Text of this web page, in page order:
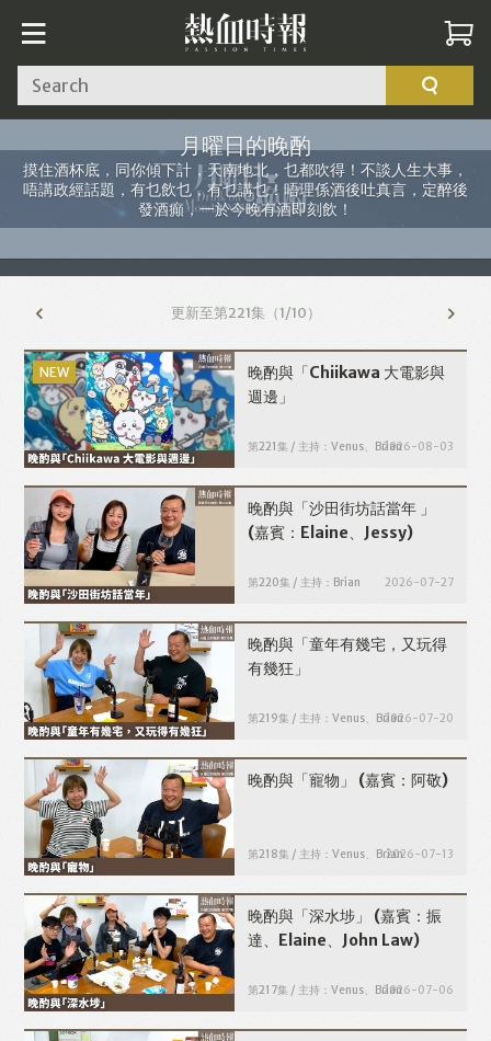
Search
月曜日的晚酌
摸住酒杯底，同你傾下計，天南地北，乜都吹得！不談人生大事，
唔講政經話題，有乜飲乜，有乜講乜！唔理係酒後吐真言，定醉後
發酒癲，一於今晚有酒即刻飲！
更新至第221集 （1/10）
晚酌與「Chiikawa 大電影與
週邊」
第221集 / 主持：Venus、Brian2026-08-03
晚酌與「沙田街坊話當年 」
(嘉賓：Elaine、Jessy)
第220集 / 主持：Brian 2026-07-27
晚酌與「童年有幾宅，又玩得
有幾狂」
第219集 / 主持：Venus、Brian2026-07-20
晚酌與「寵物」 (嘉賓：阿敬)
第218集 / 主持：Venus、Brian2026-07-13
晚酌與「深水埗」
(嘉賓：振
達、Elaine、John Law)
第217集 / 主持：Venus、Brian2026-07-06